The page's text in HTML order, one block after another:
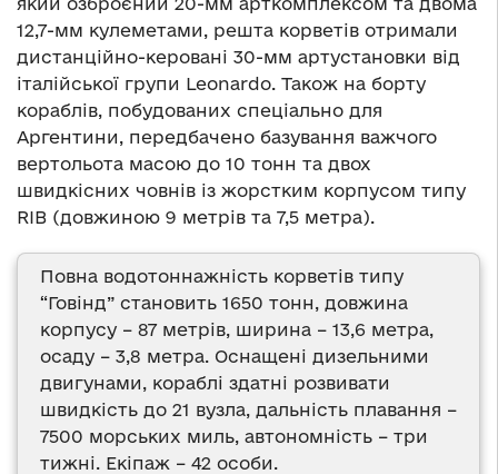
12,7-мм кулеметами, решта корветів отримали
дистанційно-керовані 30-мм артустановки від
італійської групи Leonardo. Також на борту
кораблів, побудованих спеціально для
Аргентини, передбачено базування важчого
вертольота масою до 10 тонн та двох
швидкісних човнів із жорстким корпусом типу
RIB (довжиною 9 метрів та 7,5 метра).
Повна водотоннажність корветів типу
“Говінд” становить 1650 тонн, довжина
корпусу – 87 метрів, ширина – 13,6 метра,
осаду – 3,8 метра. Оснащені дизельними
двигунами, кораблі здатні розвивати
швидкість до 21 вузла, дальність плавання –
7500 морських миль, автономність – три
тижні. Екіпаж – 42 особи.